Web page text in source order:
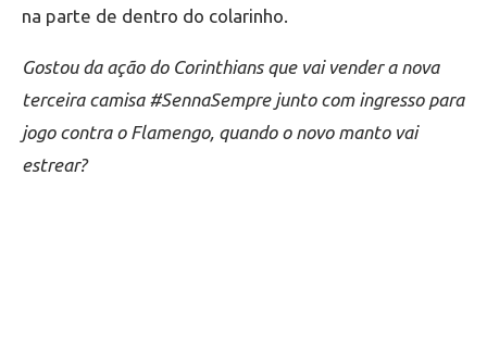
na parte de dentro do colarinho.
Gostou da ação do Corinthians que vai vender a nova
terceira camisa #SennaSempre junto com ingresso para
jogo contra o Flamengo, quando o novo manto vai
estrear?